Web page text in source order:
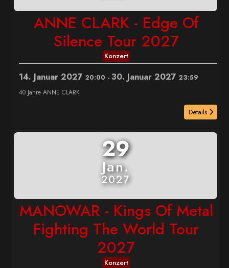
ANNE CLARK - Edge Of
Silence Tour 2027
Konzert
14. Januar 2027 20:00 - 30. Januar 2027 23:59
40 Jahre ANNE CLARK
Details
29
Jan.
2027
MANOWAR - Kings Of Metal
Fighting The World Tour
2027
Konzert